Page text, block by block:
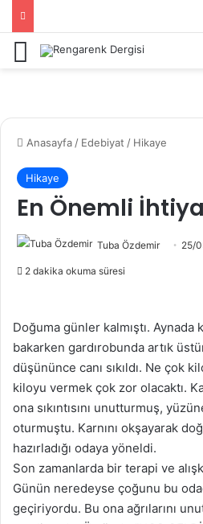
Menü
Anasayfa / Edebiyat / Hikaye
Hikaye
En Önemli
Tuba Özdemir 25/
2 dakika okuma süresi
Doğuma günler kalmıştı.
bakarken gardırobunda artık
düşününce canı sıkıldı. Ne çok
kiloyu vermek çok zor olacaktı.
ona sıkıntısını unutturmuş,
oturmuştu. Karnını okşayarak
hazırladığı odaya yöneldi.
Son zamanlarda bir terapi ve
Günün neredeyse çoğunu bu
geçiriyordu. Bu ona ağrılarını